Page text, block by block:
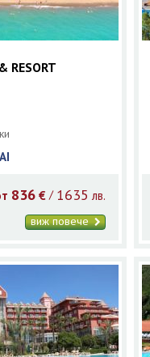
RESORT
836 € / 1635 лв.
виж повече